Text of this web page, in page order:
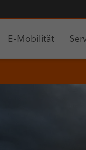
E-Mobilität